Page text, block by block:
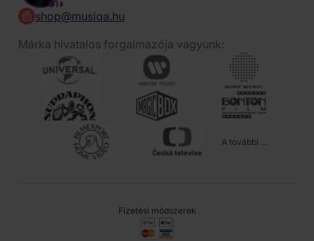
shop@musiqa.hu
Márka hivatalos forgalmazója vagyunk:
A további ...
Fizetési módszerek